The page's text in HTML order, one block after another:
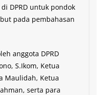
DPRD untuk pondok
pada pembahasan
anggota DPRD
S.Ikom, Ketua
Maulidah, Ketua
serta para